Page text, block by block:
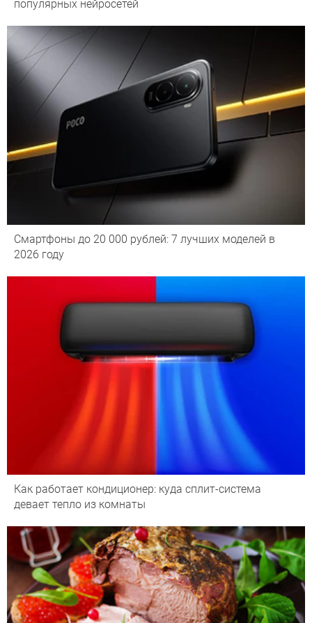
популярных нейросетей
Смартфоны до 20 000 рублей: 7 лучших моделей в
2026 году
Как работает кондиционер: куда сплит-система
девает тепло из комнаты